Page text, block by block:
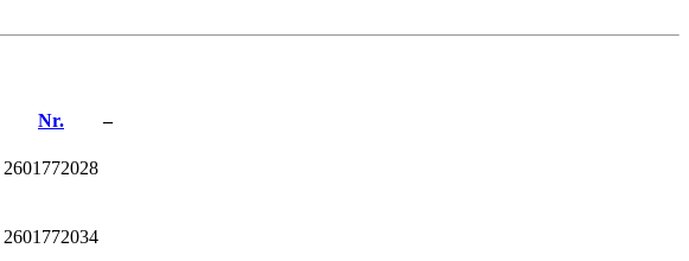
Nr. –
2601772028
2601772034